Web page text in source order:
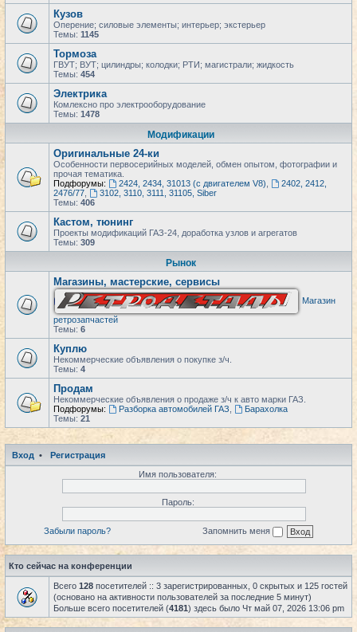
Кузов
Оперение; силовые элементы; интерьер; экстерьер
Темы: 1145
Тормоза
ГВУТ; ВУТ; цилиндры; колодки; РТИ; магистрали; жидкость
Темы: 454
Электрика
Комлексно про электрооборудование
Темы: 1478
Модификации
Оригинальные 24-ки
Особенности первосерийных моделей, обмен опытом, фотографии и
прочая тематика.
Подфорумы:
2424, 2434, 31013 (с двигателем V8)
2402, 2412,
2476/77
3102, 3110, 3111, 31105, Siber
Темы: 406
Кастом, тюнинг
Проекты модификаций ГАЗ-24, доработка узлов и агрегатов
Темы: 309
Рынок
Магазины, мастерские, сервисы
Магазин
ретрозапчастей
Темы: 6
Куплю
Некоммерческие объявления о покупке з/ч.
Темы: 4
Продам
Некоммерческие объявления о продаже з/ч к авто марки ГАЗ.
Подфорумы:
Разборка автомобилей ГАЗ
Барахолка
Темы: 21
Вход •
Регистрация
Имя пользователя:
Пароль:
Забыли пароль? Запомнить меня
Кто сейчас на конференции
Всего 128 посетителей :: 3 зарегистрированных, 0 скрытых и 125 гостей
(основано на активности пользователей за последние 5 минут)
Больше всего посетителей (4181) здесь было Чт май 07, 2026 13:06 pm